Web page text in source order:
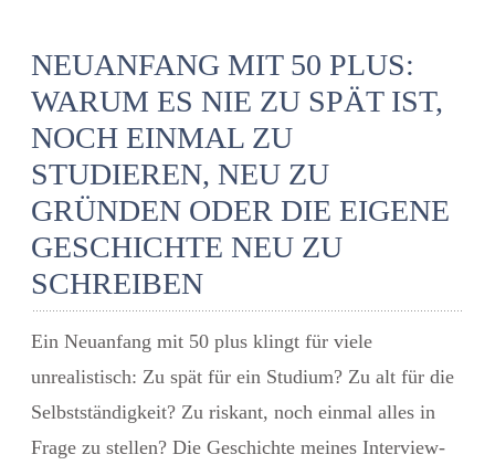
NEUANFANG MIT 50 PLUS:
WARUM ES NIE ZU SPÄT IST,
NOCH EINMAL ZU
STUDIEREN, NEU ZU
GRÜNDEN ODER DIE EIGENE
GESCHICHTE NEU ZU
SCHREIBEN
Ein Neuanfang mit 50 plus klingt für viele
unrealistisch: Zu spät für ein Studium? Zu alt für die
Selbstständigkeit? Zu riskant, noch einmal alles in
Frage zu stellen? Die Geschichte meines Interview-